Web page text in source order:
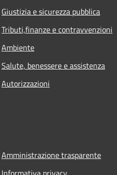
Giustizia e sicurezza pubblica
Tributi,finanze e contravvenzioni
Ambiente
Salute, benessere e assistenza
Autorizzazioni
Amministrazione trasparente